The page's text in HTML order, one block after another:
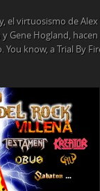
el virtuosismo de Alex
Gene Hogland,
know, a Trial By